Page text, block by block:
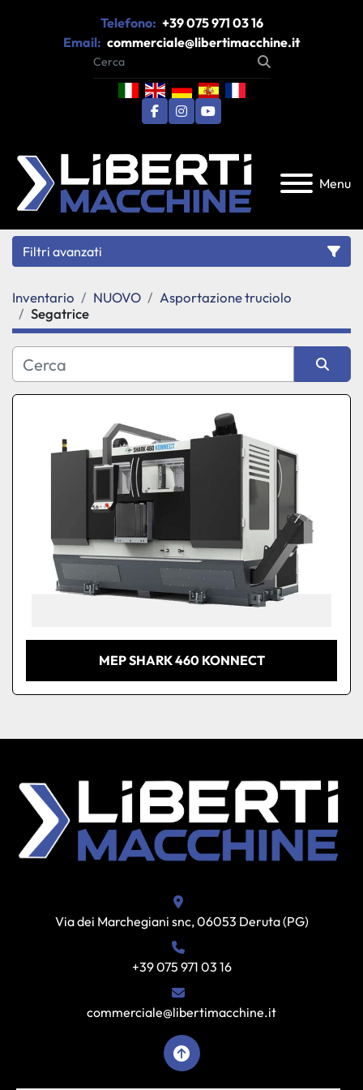
Telefono: +39 075 971 03 16
Email: commerciale@libertimacchine.it
facebook
instagram
youtube
Menu
Filtri avanzati
Categoria
Produttore
Condizione
Inventario NUOVO
Asportazione truciolo
Segatrice
Ordina per
MEP SHARK 460 KONNECT
Via dei Marchegiani snc, 06053 Deruta (PG)
+39 075 971 03 16
commerciale@libertimacchine.it